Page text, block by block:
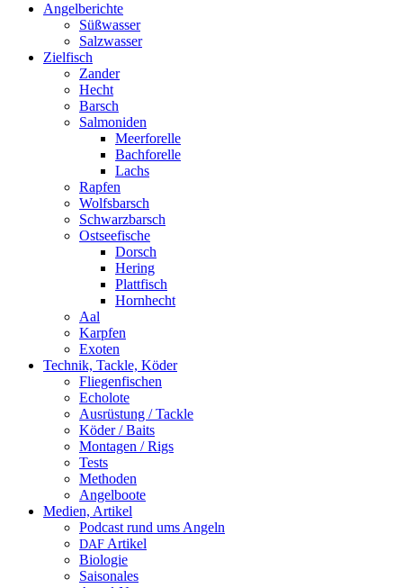
Angelberichte
Süßwasser
Salzwasser
Zielfisch
Zander
Hecht
Barsch
Salmoniden
Meerforelle
Bachforelle
Lachs
Rapfen
Wolfsbarsch
Schwarzbarsch
Ostseefische
Dorsch
Hering
Plattfisch
Hornhecht
Aal
Karpfen
Exoten
Technik, Tackle, Köder
Fliegenfischen
Echolote
Ausrüstung / Tackle
Köder / Baits
Montagen / Rigs
Tests
Methoden
Angelboote
Medien, Artikel
Podcast rund ums Angeln
DAF Artikel
Biologie
Saisonales